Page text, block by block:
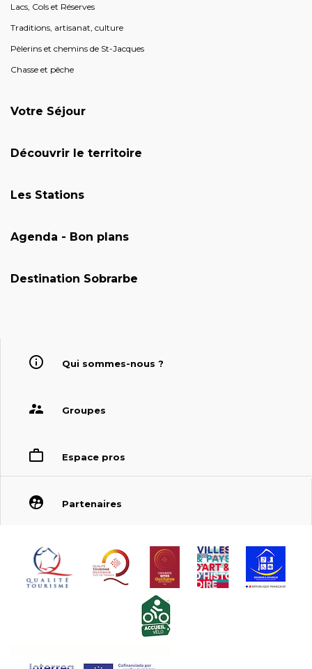
Lacs, Cols et Réserves
Traditions, artisanat, culture
Pèlerins et chemins de St-Jacques
Chasse et pêche
Votre Séjour
Découvrir le territoire
Les Stations
Agenda - Bon plans
Destination Sobrarbe
Qui sommes-nous ?
Groupes
Espace pros
Partenaires